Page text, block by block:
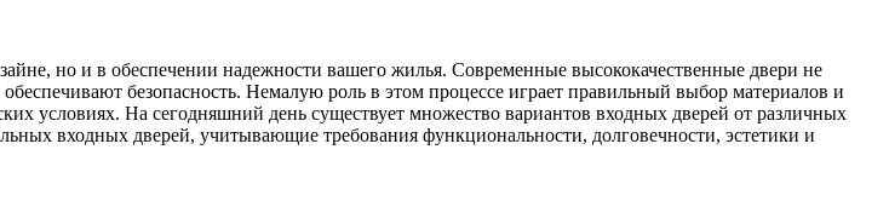
но и в обеспечении надежности вашего жилья. Современные высококачественные двери не
безопасность. Немалую роль в этом процессе играет правильный выбор материалов и
условиях. На сегодняшний день существует множество вариантов входных дверей от различных
входных дверей, учитывающие требования функциональности, долговечности, эстетики и